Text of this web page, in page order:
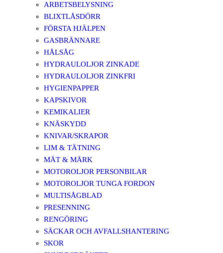
ARBETSBELYSNING
BLIXTLÅSDÖRR
FÖRSTA HJÄLPEN
GASBRÄNNARE
HÅLSÅG
HYDRAULOLJOR ZINKADE
HYDRAULOLJOR ZINKFRI
HYGIENPAPPER
KAPSKIVOR
KEMIKALIER
KNÄSKYDD
KNIVAR/SKRAPOR
LIM & TÄTNING
MÄT & MÄRK
MOTOROLJOR PERSONBILAR
MOTOROLJOR TUNGA FORDON
MULTISÅGBLAD
PRESENNING
RENGÖRING
SÄCKAR OCH AVFALLSHANTERING
SKOR